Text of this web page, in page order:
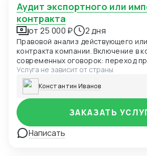
Аудит экспортного или импортного
контракта
от 25 000 ₽ 2 дня
Правовой анализ действующего
контракта компании. Включение в
современных оговорок: переход
собственности, заверения и
мажор, оговорка об оплате,
Выбор оптимального суда для
действующего ВЭД контракта под
изменения с учетом применимого
заключение по контракту,
улучшению оговорок контракта
контракта осуществляется
Услуга не зависит от страны
Константин Иванов
Написать
ЗАКАЗАТЬ